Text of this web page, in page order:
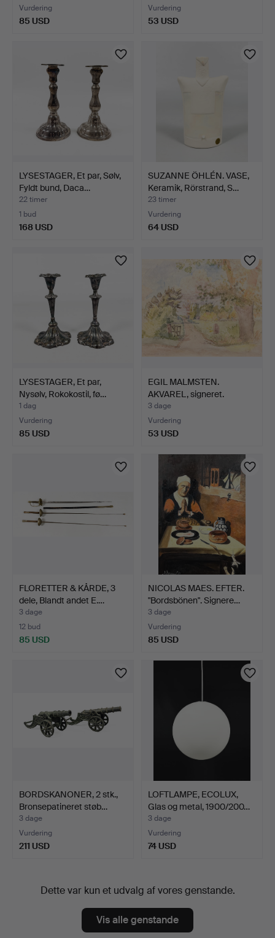
Vurdering
85 USD
Vurdering
53 USD
LYSESTAGER, Et par, Sølv,
Fyldt bund, Daca…
22 timer
1 bud
168 USD
SUZANNE ÖHLÉN. VASE,
Keramik, Rörstrand, S…
23 timer
Vurdering
64 USD
LYSESTAGER, Et par,
Nysølv, Rokokostil, fø…
1 dag
Vurdering
85 USD
EGIL MALMSTEN.
AKVAREL, signeret.
3 dage
Vurdering
53 USD
FLORETTER & KÅRDE, 3
dele, Blandt andet E.…
3 dage
12 bud
85 USD
NICOLAS MAES. EFTER.
"Bordsbönen". Signere…
3 dage
Vurdering
85 USD
BORDSKANONER, 2 stk.,
Bronsepatineret støb…
3 dage
Vurdering
211 USD
LOFTLAMPE, ECOLUX,
Glas og metal, 1900/200…
3 dage
Vurdering
74 USD
Dette var kun et udvalg af vores genstande.
Vis alle genstande